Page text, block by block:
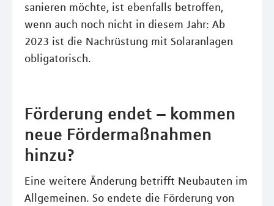
sanieren möchte, ist ebenfalls betroffen,
wenn auch noch nicht in diesem Jahr: Ab
2023 ist die Nachrüstung mit Solaranlagen
obligatorisch.
Förderung endet – kommen
neue Fördermaßnahmen
hinzu?
Eine weitere Änderung betrifft Neubauten im
Allgemeinen. So endete die Förderung von